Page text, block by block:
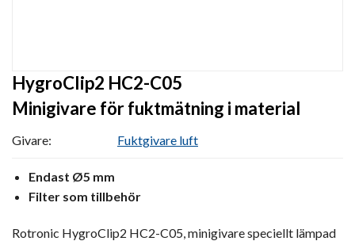
HygroClip2 HC2-C05
Minigivare för fuktmätning i material
Givare: Fuktgivare luft
Endast Ø5 mm
Filter som tillbehör
Rotronic HygroClip2 HC2-C05, minigivare speciellt lämpad